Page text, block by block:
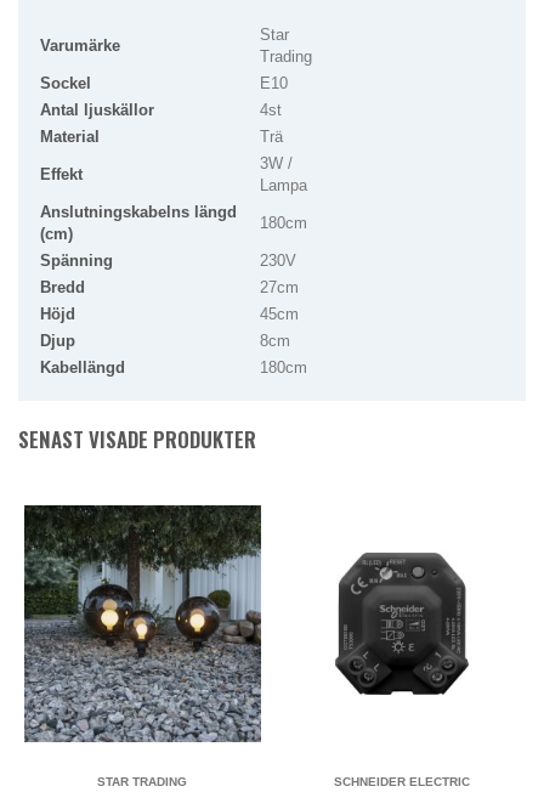
Varumärke
Star
Trading
Sockel
E10
Antal ljuskällor
4st
Material
Trä
Effekt
3W /
Lampa
Anslutningskabelns längd
(cm)
180cm
Spänning
230V
Bredd
27cm
Höjd
45cm
Djup
8cm
Kabellängd
180cm
SENAST VISADE PRODUKTER
STAR TRADING SCHNEIDER ELECTRIC